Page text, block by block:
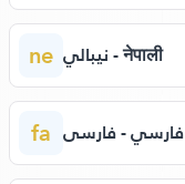
ne نيبالي - नेपाली
fa فارسي - فارسی